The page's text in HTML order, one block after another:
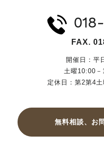
FAX.
開催日：平
土曜10:00－
定休日：第2第4
無料相談、お